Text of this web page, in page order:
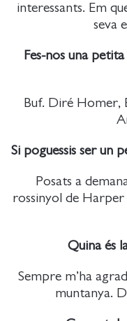
interessants. Em
seva
Fes-nos una
Buf. Diré Homer,
Si poguessis ser un
Posats a
rossinyol de
Quina és
Sempre m’ha
muntanya.